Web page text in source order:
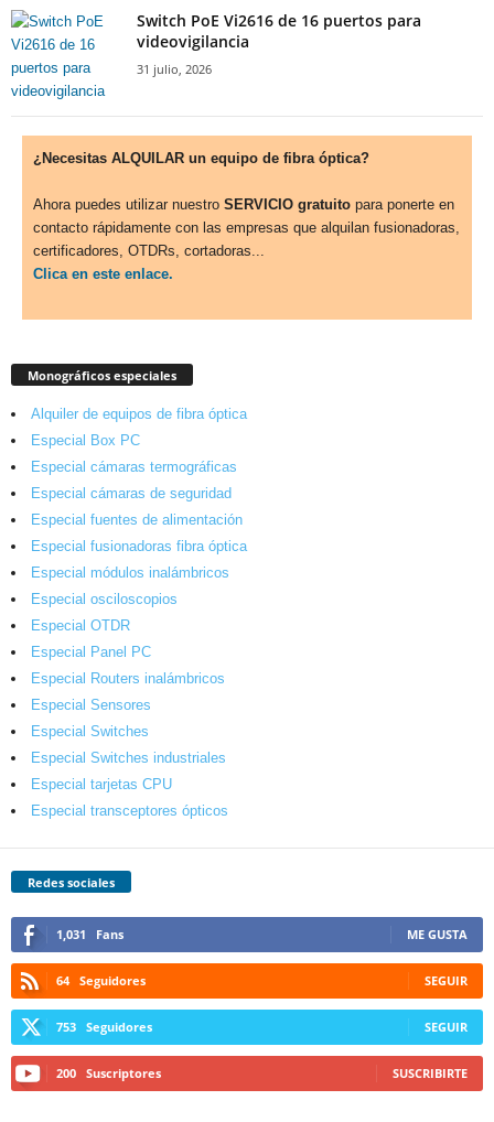
Switch PoE Vi2616 de 16 puertos para
videovigilancia
31 julio, 2026
¿Necesitas ALQUILAR un equipo de fibra óptica?
Ahora puedes utilizar nuestro SERVICIO gratuito para ponerte en
contacto rápidamente con las empresas que alquilan fusionadoras,
certificadores, OTDRs, cortadoras...
Clica en este enlace.
Monográficos especiales
Alquiler de equipos de fibra óptica
Especial Box PC
Especial cámaras termográficas
Especial cámaras de seguridad
Especial fuentes de alimentación
Especial fusionadoras fibra óptica
Especial módulos inalámbricos
Especial osciloscopios
Especial OTDR
Especial Panel PC
Especial Routers inalámbricos
Especial Sensores
Especial Switches
Especial Switches industriales
Especial tarjetas CPU
Especial transceptores ópticos
Redes sociales
1,031 Fans ME GUSTA
64 Seguidores SEGUIR
753 Seguidores SEGUIR
200 Suscriptores SUSCRIBIRTE